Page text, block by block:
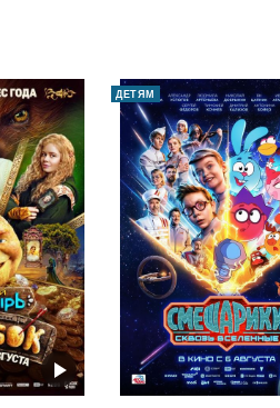
ДЕТЯМ